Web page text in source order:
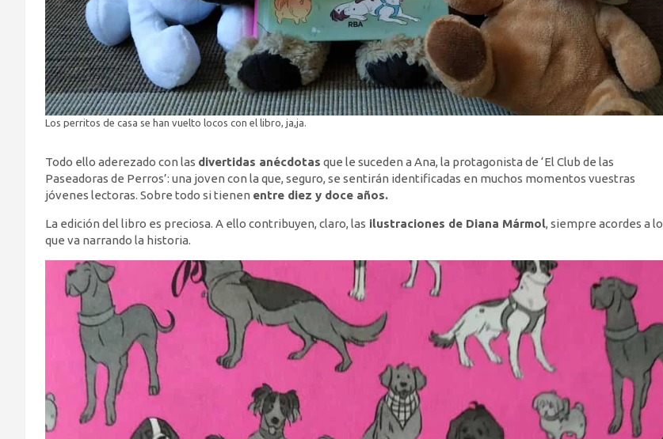
Los perritos de casa se han vuelto locos con el libro, ja,ja.
Todo ello aderezado con las divertidas anécdotas que le suceden a Ana, la protagonista de ‘El Club de las
Paseadoras de Perros’: una joven con la que, seguro, se sentirán identificadas en muchos momentos vuestras
jóvenes lectoras. Sobre todo si tienen entre diez y doce años.
La edición del libro es preciosa. A ello contribuyen, claro, las ilustraciones de Diana Mármol, siempre acordes a lo
que va narrando la historia.